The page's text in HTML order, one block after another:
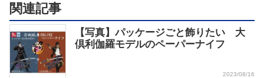
関連記事
【写真】パッケージごと飾りたい 大
倶利伽羅モデルのペーパーナイフ
2023/08/16